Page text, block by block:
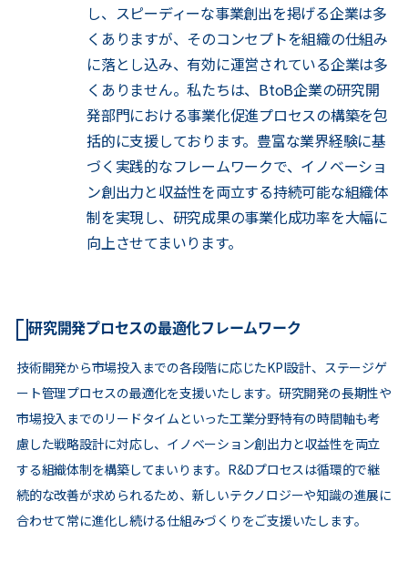
し、スピーディーな事業創出を掲げる企業は多
くありますが、そのコンセプトを組織の仕組み
に落とし込み、有効に運営されている企業は多
くありません。私たちは、BtoB企業の研究開
発部門における事業化促進プロセスの構築を包
括的に支援しております。豊富な業界経験に基
づく実践的なフレームワークで、イノベーショ
ン創出力と収益性を両立する持続可能な組織体
制を実現し、研究成果の事業化成功率を大幅に
向上させてまいります。
研究開発プロセスの最適化フレームワーク
技術開発から市場投入までの各段階に応じたKPI設計、ステージゲ
ート管理プロセスの最適化を支援いたします。研究開発の長期性や
市場投入までのリードタイムといった工業分野特有の時間軸も考
慮した戦略設計に対応し、イノベーション創出力と収益性を両立
する組織体制を構築してまいります。R&Dプロセスは循環的で継
続的な改善が求められるため、新しいテクノロジーや知識の進展に
合わせて常に進化し続ける仕組みづくりをご支援いたします。